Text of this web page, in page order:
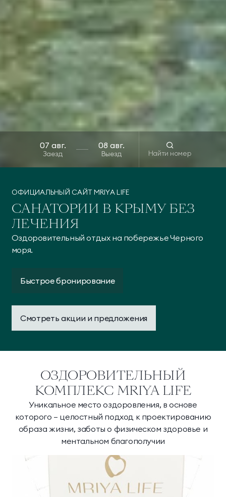
ОФИЦИАЛЬНЫЙ САЙТ MRIYA LIFE
САНАТОРИИ В КРЫМУ БЕЗ
ЛЕЧЕНИЯ
Оздоровительный отдых на побережье Черного
моря.
Быстрое бронирование
Смотреть акции и предложения
Заезд Выезд Найти номер
ОЗДОРОВИТЕЛЬНЫЙ
КОМПЛЕКС MRIYA LIFE
Уникальное место оздоровления, в основе
которого – целостный подход к проектированию
образа жизни, заботы о физическом здоровье и
ментальном благополучии